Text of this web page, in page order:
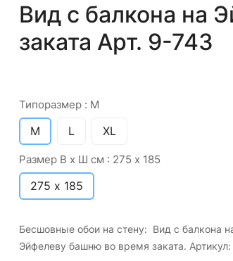
Вид с балкона на
заката Арт. 9-743
Типоразмер : M
M L XL
Размер В х Ш см : 275 х 185
275 х 185
Бесшовные обои на стену: Вид с балкона
Эйфелеву башню во время заката.